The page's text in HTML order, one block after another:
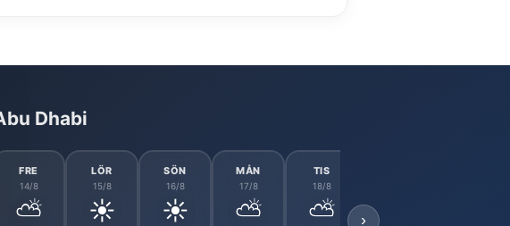
Dhabi
FRE
14/8
⛅
LÖR
15/8
☀️
SÖN
16/8
☀️
MÅN
17/8
⛅
TIS
18/8
⛅ ›